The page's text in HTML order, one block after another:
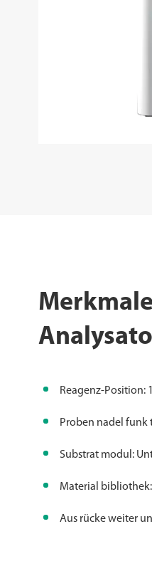
Reagenz-Position:
Proben nadel funk
Substrat modul:
Material
Aus rücke weiter